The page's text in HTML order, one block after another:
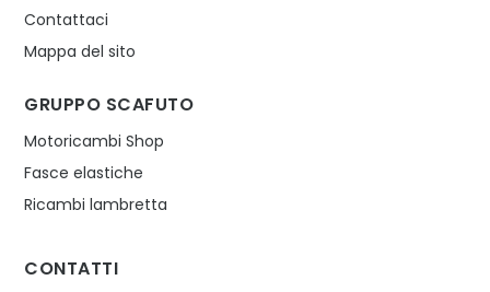
Contattaci
Mappa del sito
GRUPPO SCAFUTO
Motoricambi Shop
Fasce elastiche
Ricambi lambretta
CONTATTI